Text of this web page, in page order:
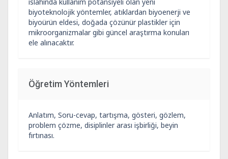
biyoteknolojik yöntemler, atıklardan biyoenerji ve
biyoürün eldesi, doğada çözünür plastikler için
mikroorganizmalar gibi güncel araştırma konuları
ele alınacaktır.
Öğretim Yöntemleri
Anlatım, Soru-cevap, tartışma, gösteri, gözlem,
problem çözme, disiplinler arası işbirliği, beyin
fırtınası.